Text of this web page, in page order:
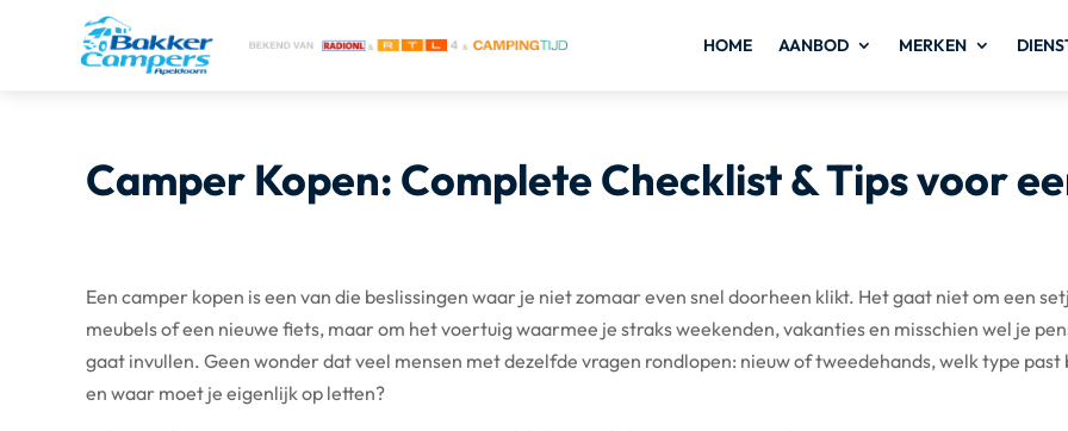
HOME AANBOD MERKEN
Camper Kopen: Complete Checklist & Tips voor
Een camper kopen is een van die beslissingen waar je niet zomaar even snel doorheen klikt. Het gaat niet om een
meubels of een nieuwe fiets, maar om het voertuig waarmee je straks weekenden, vakanties en misschien wel je
gaat invullen. Geen wonder dat veel mensen met dezelfde vragen rondlopen: nieuw of tweedehands, welk type past
en waar moet je eigenlijk op letten?